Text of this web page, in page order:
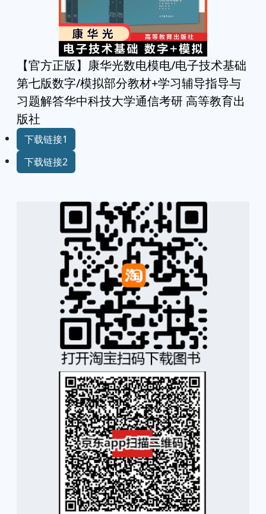
【官方正版】康华光数电模电/电子技术基础
第七版数字/模拟部分教材+学习辅导指导与
习题解答华中科技大学通信考研 高等教育出
版社
下载链接1
下载链接2